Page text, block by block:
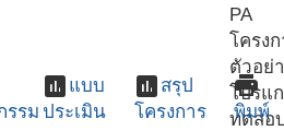
PA
โครง
ตัวอย่
โปรแ
ทดสอ
รรม
assessment แบบ
ประเมิน
assessment สรุป
โครงการ
print
พิมพ์